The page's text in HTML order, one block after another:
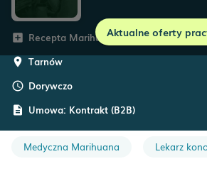
Aktualne oferty
add_box Recepta Marihuana (Medica Online Sp.
room Tarnów
schedule Dorywczo
description Umowa: Kontrakt (B2B)
Medyczna Marihuana Lekarz